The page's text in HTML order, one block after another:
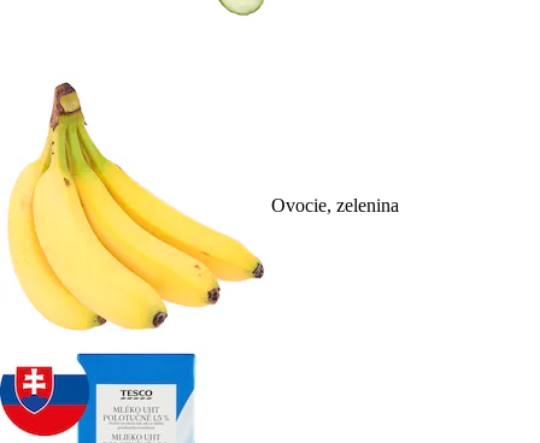
Ovocie, zelenina